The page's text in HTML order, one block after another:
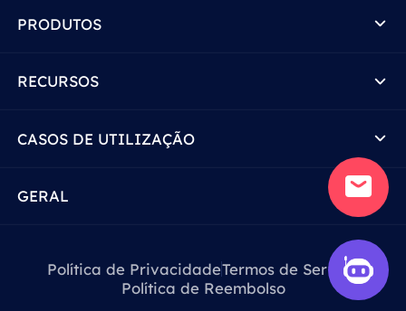
PRODUTOS
RECURSOS
CASOS DE UTILIZAÇÃO
GERAL
Política de PrivacidadeTermos de Serviço
Política de Reembolso